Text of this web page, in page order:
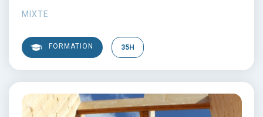
MIXTE
FORMATION 35H